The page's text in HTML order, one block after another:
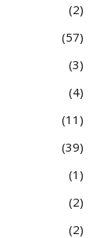
2
57
3
4
11
39
1
2
2